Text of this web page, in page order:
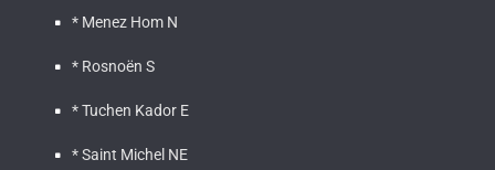
* Menez Hom N
* Rosnoën S
* Tuchen Kador E
* Saint Michel NE